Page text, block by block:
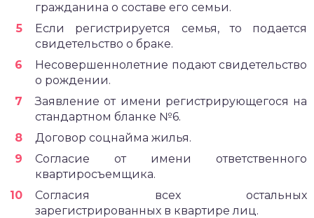
гражданина о составе его семьи.
Если регистрируется семья, то подается
свидетельство о браке.
Несовершеннолетние подают свидетельство
о рождении.
Заявление от имени регистрирующегося на
стандартном бланке №6.
Договор соцнайма жилья.
Согласие от имени ответственного
квартиросъемщика.
Согласия всех остальных
зарегистрированных в квартире лиц.